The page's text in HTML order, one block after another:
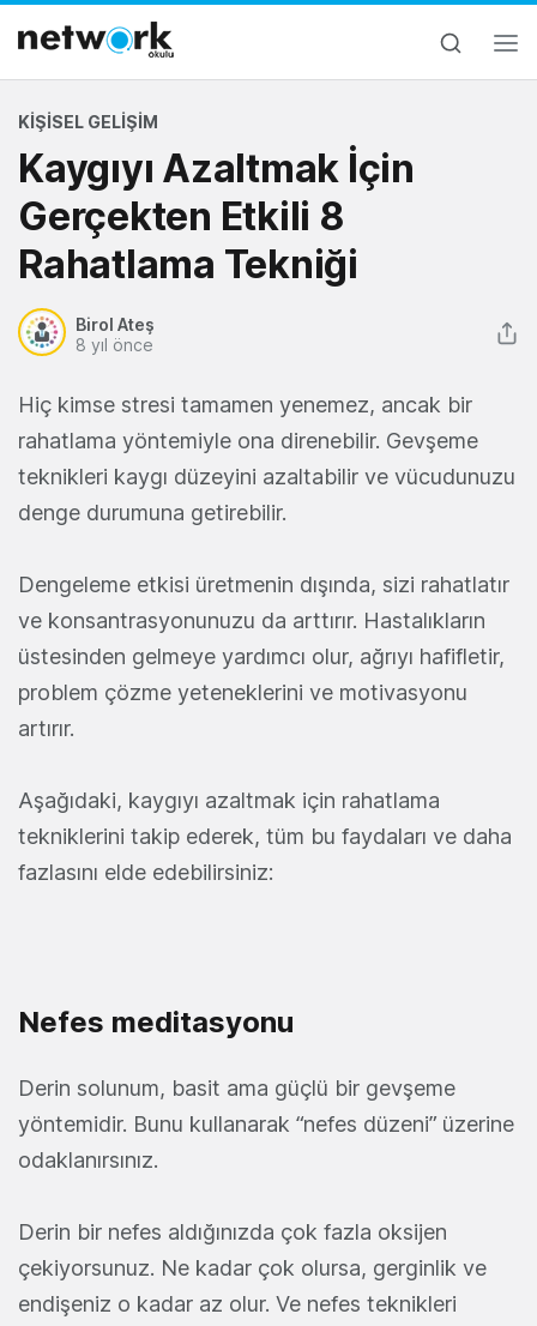
KIŞISEL GELIŞIM
Kaygıyı Azaltmak İçin
Gerçekten Etkili 8
Rahatlama Tekniği
Birol Ateş
8 yıl önce
Hiç kimse stresi tamamen yenemez, ancak bir
rahatlama yöntemiyle ona direnebilir. Gevşeme
teknikleri kaygı düzeyini azaltabilir ve vücudunuzu
denge durumuna getirebilir.
Dengeleme etkisi üretmenin dışında, sizi rahatlatır
ve konsantrasyonunuzu da arttırır. Hastalıkların
üstesinden gelmeye yardımcı olur, ağrıyı hafifletir,
problem çözme yeteneklerini ve motivasyonu
artırır.
Aşağıdaki, kaygıyı azaltmak için rahatlama
tekniklerini takip ederek, tüm bu faydaları ve daha
fazlasını elde edebilirsiniz:
Nefes meditasyonu
Derin solunum, basit ama güçlü bir gevşeme
yöntemidir. Bunu kullanarak “nefes düzeni” üzerine
odaklanırsınız.
Derin bir nefes aldığınızda çok fazla oksijen
çekiyorsunuz. Ne kadar çok olursa, gerginlik ve
endişeniz o kadar az olur. Ve nefes teknikleri